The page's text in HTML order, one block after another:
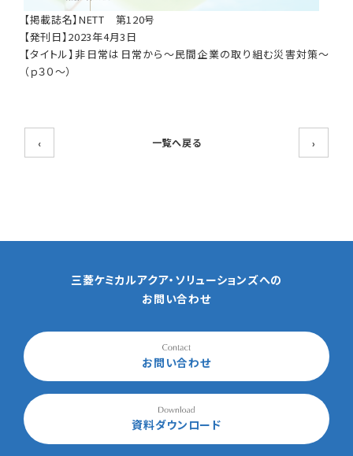
【掲載誌名】NETT 第120号
【発刊日】2023年4月3日
【タイトル】非日常は日常から～民間企業の取り組む災害対策～
（ｐ３０～）
‹ 一覧へ戻る ›
三菱ケミカルアクア・ソリューションズへの
お問い合わせ
お問い合わせ
資料ダウンロード